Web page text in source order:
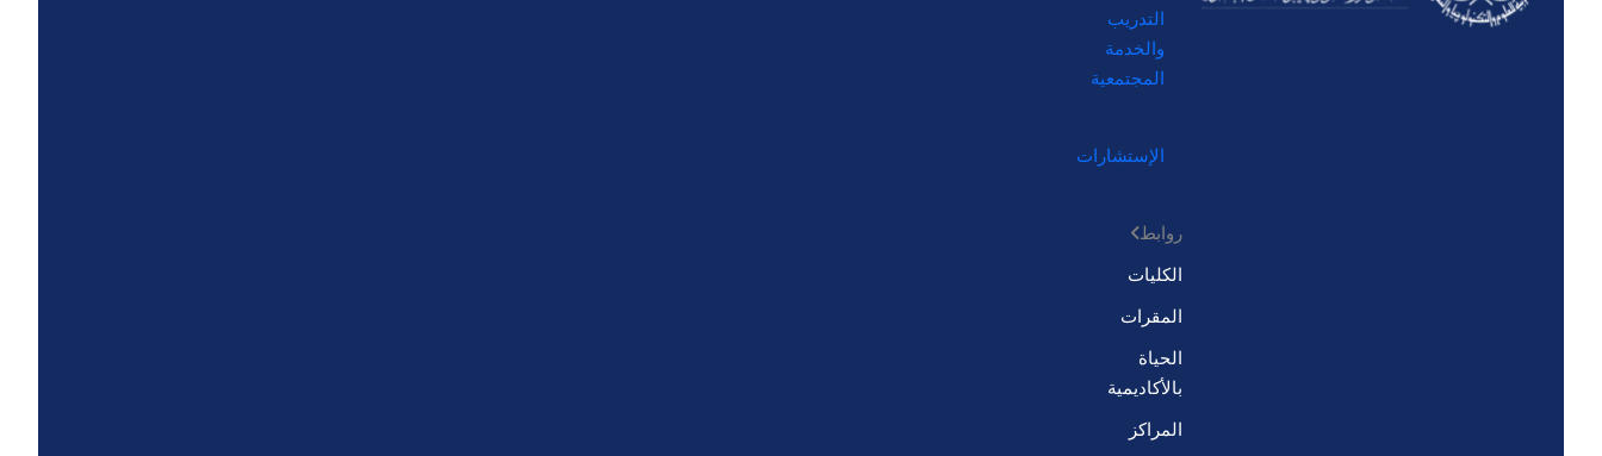
التدريب
والخدمة
المجتمعية
الإستشارات
روابط
الكليات
المقرات
الحياة
بالأكاديمية
المراكز